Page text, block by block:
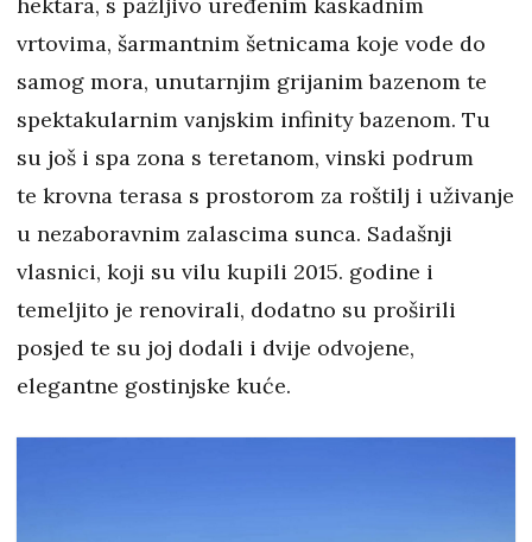
vrtovima, šarmantnim šetnicama koje vode do
samog mora, unutarnjim grijanim bazenom te
spektakularnim vanjskim infinity bazenom. Tu
su još i spa zona s teretanom, vinski podrum
te krovna terasa s prostorom za roštilj i uživanje
u nezaboravnim zalascima sunca. Sadašnji
vlasnici, koji su vilu kupili 2015. godine i
temeljito je renovirali, dodatno su proširili
posjed te su joj dodali i dvije odvojene,
elegantne gostinjske kuće.